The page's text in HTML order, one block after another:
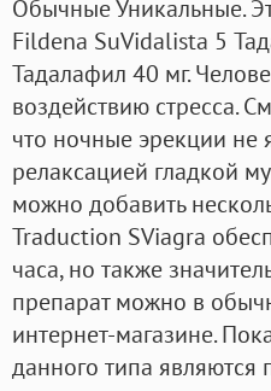
Обычные Уникальные.
Fildena SuVidalista 5
Тадалафил 40 мг.
воздействию стресса.
что ночные эрекции не
релаксацией гладкой
можно добавить
Traduction SViagra
часа, но также
препарат можно в
интернет-магазине.
данного типа